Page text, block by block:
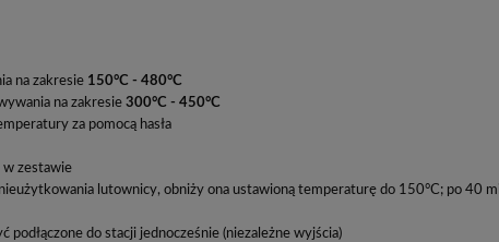
na zakresie 150°C - 480°C
na zakresie 300°C - 450°C
za pomocą hasła
w zestawie
lutownicy, obniży ona ustawioną temperaturę do 150°C; po 40
podłączone do stacji jednocześnie (niezależne wyjścia)